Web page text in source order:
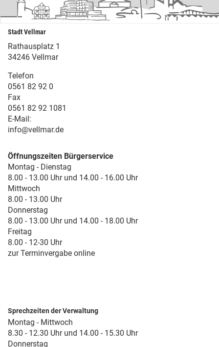
Stadt Vellmar
Rathausplatz 1
34246 Vellmar
Telefon
0561 82 92 0
Fax
0561 82 92 1081
E-Mail:
info@vellmar.de
Öffnungszeiten Bürgerservice
Montag - Dienstag
8.00 - 13.00 Uhr und 14.00 - 16.00 Uhr
Mittwoch
8.00 - 13.00 Uhr
Donnerstag
8.00 - 13.00 Uhr und 14.00 - 18.00 Uhr
Freitag
8.00 - 12-30 Uhr
zur Terminvergabe online
Sprechzeiten der Verwaltung
Montag - Mittwoch
8.30 - 12.30 Uhr und 14.00 - 15.30 Uhr
Donnerstag